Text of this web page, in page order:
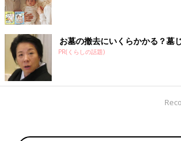
お墓の撤去にいくらかかる？墓
PR(くらしの話題)